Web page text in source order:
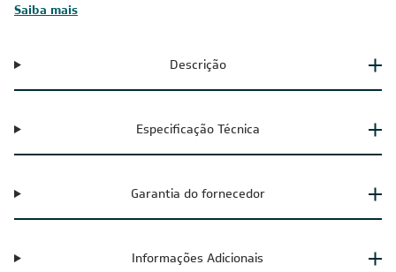
Saiba mais
Descrição
Especificação Técnica
Garantia do fornecedor
Informações Adicionais